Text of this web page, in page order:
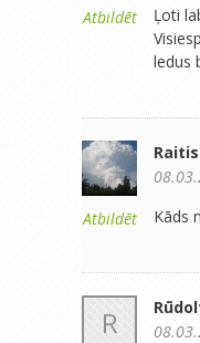
Atbildēt
Ļoti
ledus
Atbildēt
Kāds
R